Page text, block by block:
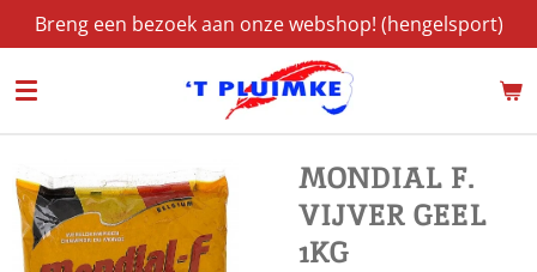
direct
naar
Breng een bezoek aan onze webshop! (hengelsport)
MONDIAL F.
VIJVER GEEL
1KG